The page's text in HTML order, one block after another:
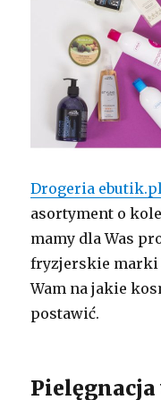
Drogeria ebutik.pl
asortyment o
mamy dla Was
fryzjerskie marki
Wam na jakie
postawić.
Pielęgnacja